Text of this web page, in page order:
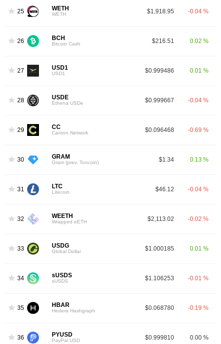
25 WETH
WETH $1,918.95 -0.04 %
26 BCH
Bitcoin Cash $216.51 0.02 %
27 USD1
USD1 $0.999486 0.01 %
28 USDE
Ethena USDe $0.999667 -0.04 %
29 CC
Canton Network $0.096468 -0.69 %
30 GRAM
Gram (prev. Toncoin) $1.34 0.13 %
31 LTC
Litecoin $46.12 -0.04 %
32 WEETH
Wrapped eETH $2,113.02 -0.02 %
33 USDG
Global Dollar $1.000185 0.01 %
34 sUSDS
sUSDS $1.106253 -0.01 %
35 HBAR
Hedera Hashgraph $0.068780 -0.19 %
36 PYUSD
PayPal USD $0.999810 0.00 %